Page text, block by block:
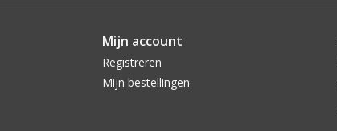
Mijn account
Registreren
Mijn bestellingen